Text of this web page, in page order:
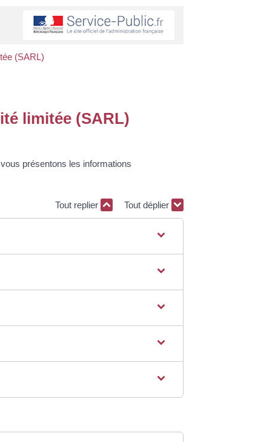
(SARL)
limitée (SARL)
présentons les informations
Tout replier Tout déplier